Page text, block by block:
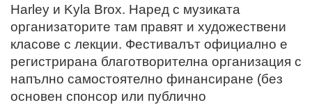
Harley и Kyla Brox. Наред с музиката
организаторите там правят и художествени
класове с лекции. Фестивалът официално е
регистрирана благотворителна организация с
напълно самостоятелно финансиране (без
основен спонсор или публично